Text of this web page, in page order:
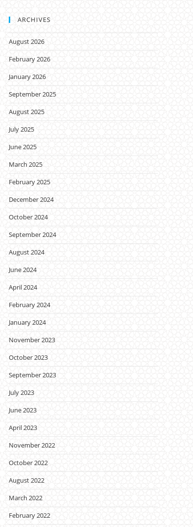
ARCHIVES
August 2026
February 2026
January 2026
September 2025
August 2025
July 2025
June 2025
March 2025
February 2025
December 2024
October 2024
September 2024
August 2024
June 2024
April 2024
February 2024
January 2024
November 2023
October 2023
September 2023
July 2023
June 2023
April 2023
November 2022
October 2022
August 2022
March 2022
February 2022